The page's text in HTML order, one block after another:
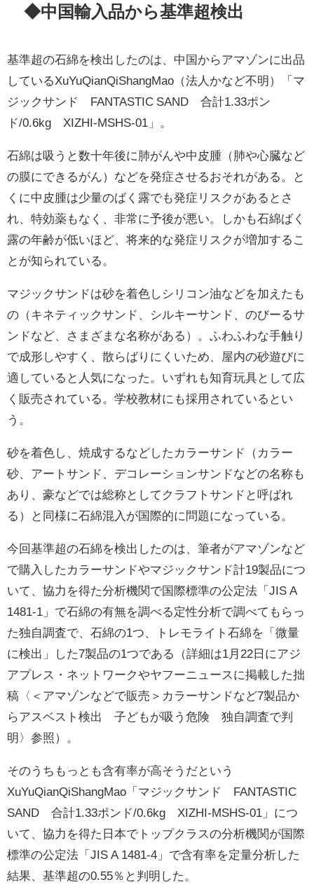
◆中国輸入品から基準超検出
基準超の石綿を検出したのは、中国からアマゾンに出品
しているXuYuQianQiShangMao（法人かなど不明）「マ
ジックサンド FANTASTIC SAND 合計1.33ポン
ド/0.6kg XIZHI-MSHS-01」。
石綿は吸うと数十年後に肺がんや中皮腫（肺や心臓など
の膜にできるがん）などを発症させるおそれがある。と
くに中皮腫は少量のばく露でも発症リスクがあるとさ
れ、特効薬もなく、非常に予後が悪い。しかも石綿ばく
露の年齢が低いほど、将来的な発症リスクが増加するこ
とが知られている。
マジックサンドは砂を着色しシリコン油などを加えたも
の（キネティックサンド、シルキーサンド、のびーるサ
ンドなど、さまざまな名称がある）。ふわふわな手触り
で成形しやすく、散らばりにくいため、屋内の砂遊びに
適していると人気になった。いずれも知育玩具として広
く販売されている。学校教材にも採用されているとい
う。
砂を着色し、焼成するなどしたカラーサンド（カラー
砂、アートサンド、デコレーションサンドなどの名称も
あり、豪などでは総称としてクラフトサンドと呼ばれ
る）と同様に石綿混入が国際的に問題になっている。
今回基準超の石綿を検出したのは、筆者がアマゾンなど
で購入したカラーサンドやマジックサンド計19製品につ
いて、協力を得た分析機関で国際標準の公定法「JIS A
1481-1」で石綿の有無を調べる定性分析で調べてもらっ
た独自調査で、石綿の1つ、トレモライト石綿を「微量
に検出」した7製品の1つである（詳細は1月22日にアジ
アプレス・ネットワークやヤフーニュースに掲載した拙
稿〈＜アマゾンなどで販売＞カラーサンドなど7製品か
らアスベスト検出 子どもが吸う危険 独自調査で判
明〉参照）。
そのうちもっとも含有率が高そうだという
XuYuQianQiShangMao「マジックサンド FANTASTIC
SAND 合計1.33ポンド/0.6kg XIZHI-MSHS-01」につ
いて、協力を得た日本でトップクラスの分析機関が国際
標準の公定法「JIS A 1481-4」で含有率を定量分析した
結果、基準超の0.55％と判明した。